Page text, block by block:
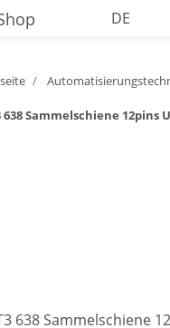
DE
638 Sammelschiene 12pins